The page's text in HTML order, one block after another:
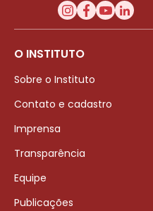
O INSTITUTO
Sobre o Instituto
Contato e cadastro
Imprensa
Transparência
Equipe
Publicações